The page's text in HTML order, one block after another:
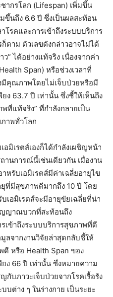
ากรโลก (Lifespan) เพิ่มขึ้น
ขึ้นถึง 6.6 ปี ซึ่งเป็นผลสะท้อน
โรคและการเข้าถึงระบบบริการ
ตาม ตัวเลขดังกล่าวอาจไม่ได้
ได้อย่างแท้จริง เนื่องจากค่า
Span) หรือช่วงเวลาที่
คุณภาพโดยไม่เจ็บป่วยหรือมี
ง 63.7 ปี เท่านั้น ซึ่งชี้ให้เห็นถึง
ที่แท้จริง” ที่กำลังกลายเป็น
าพทั่วโลก
มิเรตส์เองก็ได้กำลังเผชิญหน้า
นการณ์นี้เช่นเดียวกัน เมื่องาน
หรับเอมิเรตส์มีค่าเฉลี่ยอายุไข
ที่มีสุขภาพดีมากถึง 10 ปี โดย
เอมิเรตส์จะมีอายุขัยเฉลี่ยที่น่า
ญญาณบวกที่สะท้อนถึง
ข้าถึงระบบบริการสุขภาพที่ดี
ลจากงานวิจัยล่าสุดกลับชี้ให้
ดี หรือ Health Span ของ
ง 66 ปี เท่านั้น ซึ่งหมายความ
กับภาวะเจ็บป่วยจากโรคเรื้อรัง
บต่าง ๆ ในร่างกาย เป็นระยะ